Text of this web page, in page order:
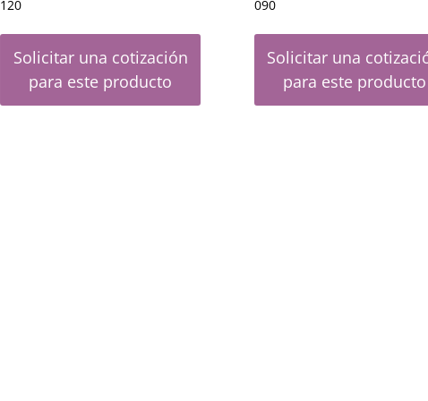
120
Solicitar una cotización
para este producto
090
Solicitar una
para este producto